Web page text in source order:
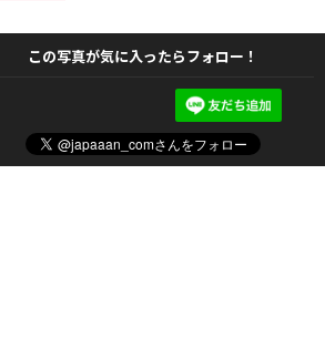
この写真が気に入ったらフォロー！